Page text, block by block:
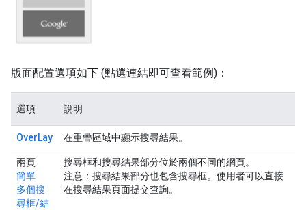
版面配置選項如下 (點選連結即可查看範例)：
選項 說明
OverLay 在重疊區域中顯示搜尋結果。
兩頁
簡單
多個搜
尋框/結
搜尋框和搜尋結果部分位於兩個不同的網頁。
注意 ：搜尋結果部分也包含搜尋框。使用者可以直接
在搜尋結果頁面提交查詢。